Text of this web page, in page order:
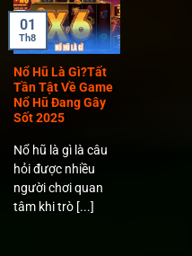
Nổ Hũ Là Gì?Tất
Tần Tật Về Game
Nổ Hũ Đang Gây
Sốt 2025
Nổ hũ là gì là câu
hỏi được nhiều
người chơi quan
tâm khi trò [...]
01
Th8